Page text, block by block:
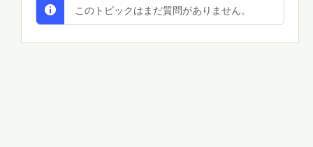
このトピックはまだ質問がありません。